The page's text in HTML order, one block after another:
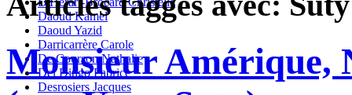
Daoud Kamel
Daoud Yazid
Darricarrère Carole
De Courson Nathalie
Del Dingo Fabrice
Desrosiers Jacques
Monsieur Amérique,